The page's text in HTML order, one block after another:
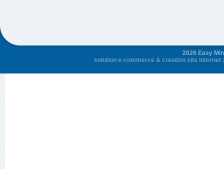
2026 Easy
solution e-commerce & creation site internet